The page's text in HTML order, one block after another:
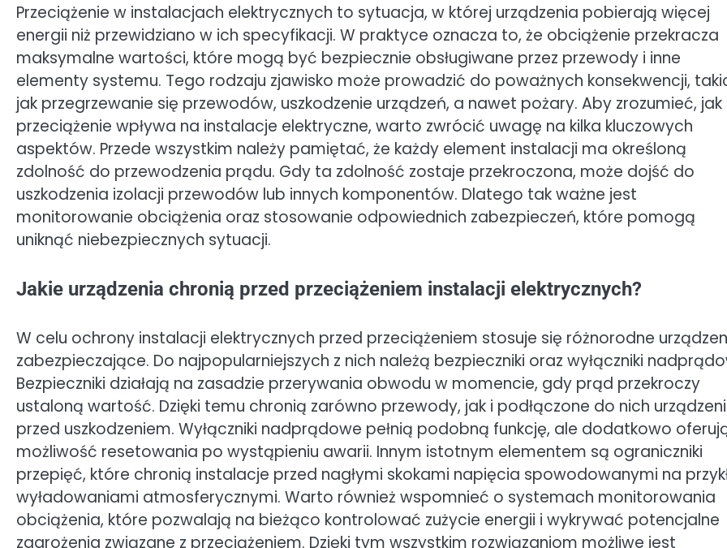
Przeciążenie w instalacjach elektrycznych to sytuacja, w której urządzenia pobierają więcej
energii niż przewidziano w ich specyfikacji. W praktyce oznacza to, że obciążenie przekracza
maksymalne wartości, które mogą być bezpiecznie obsługiwane przez przewody i inne
elementy systemu. Tego rodzaju zjawisko może prowadzić do poważnych konsekwencji,
jak przegrzewanie się przewodów, uszkodzenie urządzeń, a nawet pożary. Aby zrozumieć, jak
przeciążenie wpływa na instalacje elektryczne, warto zwrócić uwagę na kilka kluczowych
aspektów. Przede wszystkim należy pamiętać, że każdy element instalacji ma określoną
zdolność do przewodzenia prądu. Gdy ta zdolność zostaje przekroczona, może dojść do
uszkodzenia izolacji przewodów lub innych komponentów. Dlatego tak ważne jest
monitorowanie obciążenia oraz stosowanie odpowiednich zabezpieczeń, które pomogą
uniknąć niebezpiecznych sytuacji.
Jakie urządzenia chronią przed przeciążeniem instalacji elektrycznych?
W celu ochrony instalacji elektrycznych przed przeciążeniem stosuje się różnorodne
zabezpieczające. Do najpopularniejszych z nich należą bezpieczniki oraz wyłączniki
Bezpieczniki działają na zasadzie przerywania obwodu w momencie, gdy prąd przekroczy
ustaloną wartość. Dzięki temu chronią zarówno przewody, jak i podłączone do nich
przed uszkodzeniem. Wyłączniki nadprądowe pełnią podobną funkcję, ale dodatkowo
możliwość resetowania po wystąpieniu awarii. Innym istotnym elementem są ograniczniki
przepięć, które chronią instalacje przed nagłymi skokami napięcia spowodowanymi na
wyładowaniami atmosferycznymi. Warto również wspomnieć o systemach monitorowania
obciążenia, które pozwalają na bieżąco kontrolować zużycie energii i wykrywać potencjalne
zagrożenia związane z przeciążeniem. Dzięki tym wszystkim rozwiązaniom możliwe jest